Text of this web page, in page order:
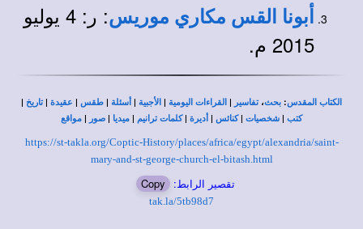
أبونا القس مكاري موريس
: ر: 4 يوليو
2015 م.
الكتاب المقدس: بحث،تفاسير | القراءات اليومية | الأجبية | أسئلة | طقس | عقيدة |تاريخ |
كتب | شخصيات |كنائس | أديرة |كلمات ترانيم | ميديا | صور | مواقع
https://st-takla.org/Coptic-History/places/africa/egypt/alexandria/saint-
mary-and-st-george-church-el-bitash.html
تقصير الرابط: Copy
tak.la/5tb98d7